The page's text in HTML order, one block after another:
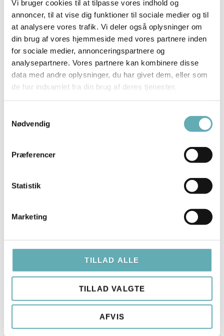
Vi bruger cookies til at tilpasse vores indhold og
annoncer, til at vise dig funktioner til sociale medier og til
at analysere vores trafik. Vi deler også oplysninger om
din brug af vores hjemmeside med vores partnere inden
for sociale medier, annonceringspartnere og
analysepartnere. Vores partnere kan kombinere disse
data med andre oplysninger, du har givet dem, eller som
de har indsamlet fra din brug af deres tjenester.
Nødvendig
Præferencer
Statistik
Marketing
TILLAD ALLE
TILLAD VALGTE
AFVIS
servicemedarbejdere, hvorved der sikres en høj effektivitet
og kvalitet i serviceringen af selskabets lejere.
Organisationen har i dag ca. 110 medarbejdere, hvoraf 35
har deres daglige gang på kontoret i Odense.
Koncernens styrke er, således ud over en stærk økonomi, en
særdeles professionel og moderne ejendomsadministration,
sikrer, at det faglige niveau fastholdes og udbygges.
Stillingsdetaljer
Arbejdssted
Kontaktperson
jesper@recruit-it.dk
Mobil: +45 61 33 20 10
Telefon: +45 71 99 02 10